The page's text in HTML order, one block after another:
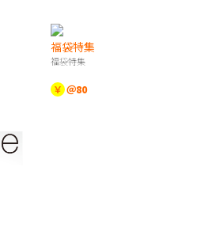
福袋特集
福袋特集
￥ ＠80